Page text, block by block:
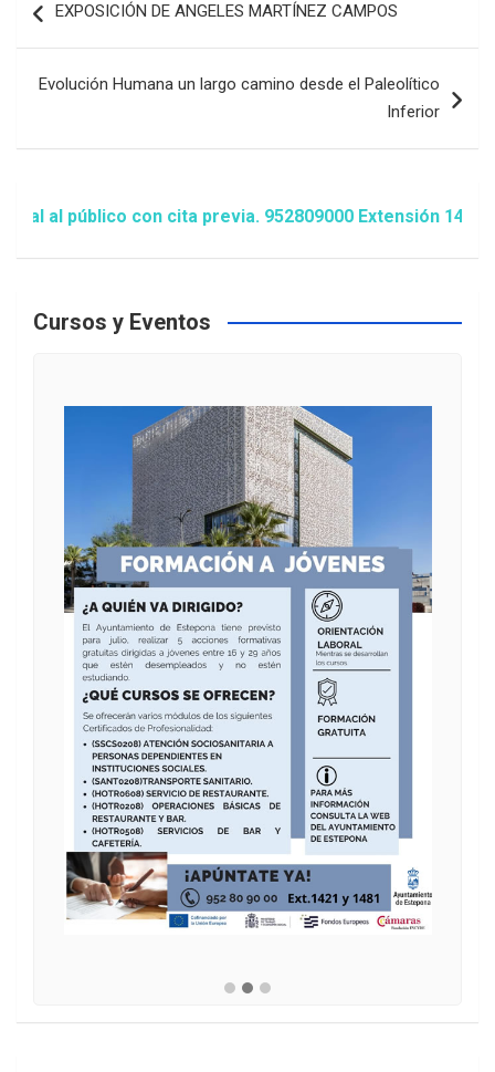
de
EXPOSICIÓN DE ANGELES MARTÍNEZ CAMPOS
Evolución Humana un largo camino desde el Paleolítico
Inferior
público con cita previa. 952809000 Extensión 1481/1486
Cursos y Eventos